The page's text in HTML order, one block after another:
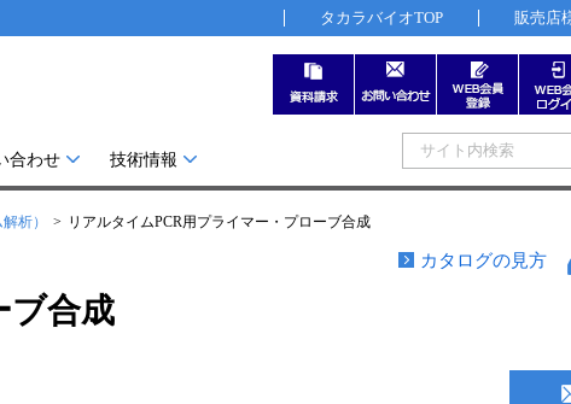
タカラバイオTOP 販売店
合わせ 技術情報
析） リアルタイムPCR用プライマー・プローブ合成
カタログの見方
ブ合成